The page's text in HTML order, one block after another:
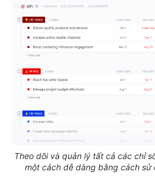
Theo dõi và quản lý tất cả các chỉ
một cách dễ dàng bằng cách sử